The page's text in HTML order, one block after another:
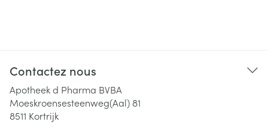
Contactez nous
Apotheek d Pharma BVBA
Moeskroensesteenweg(Aal) 81
8511 Kortrijk